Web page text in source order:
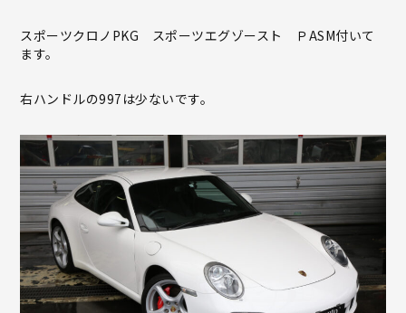
スポーツクロノPKG スポーツエグゾースト ＰASM付いて
ます。
右ハンドルの997は少ないです。